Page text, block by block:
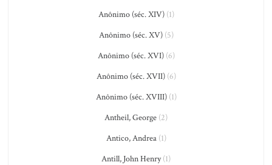
Anônimo (séc. XIV)(1)
Anônimo (séc. XV)(5)
Anônimo (séc. XVI)(6)
Anônimo (séc. XVII)(6)
Anônimo (séc. XVIII)(1)
Antheil, George (2)
Antico, Andrea(1)
Antill, John Henry(1)